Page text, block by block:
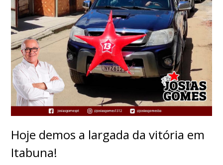
Hoje demos a largada da vitória em
Itabuna!